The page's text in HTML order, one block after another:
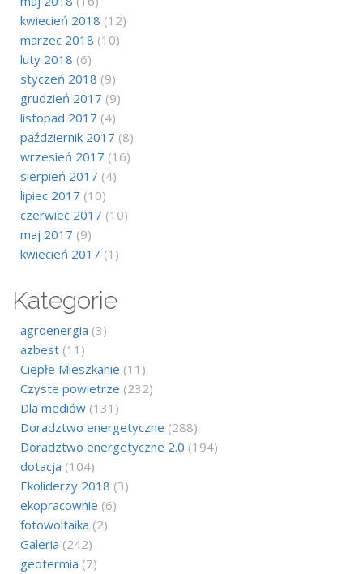
kwiecień 2018 (12)
marzec 2018 (10)
luty 2018 (6)
styczeń 2018 (9)
grudzień 2017 (9)
listopad 2017 (4)
październik 2017 (8)
wrzesień 2017 (16)
sierpień 2017 (4)
lipiec 2017 (10)
czerwiec 2017 (10)
maj 2017 (9)
kwiecień 2017 (1)
Kategorie
agroenergia (3)
azbest (11)
Ciepłe Mieszkanie (11)
Czyste powietrze (232)
Dla mediów (131)
Doradztwo energetyczne (288)
Doradztwo energetyczne 2.0 (194)
dotacja (104)
Ekoliderzy 2018 (3)
ekopracownie (6)
fotowoltaika (2)
Galeria (242)
geotermia (7)